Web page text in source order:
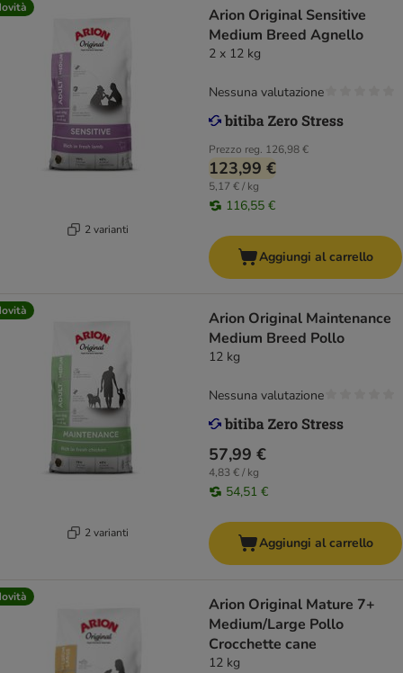
2 varianti
Arion Original Sensitive
Medium Breed Agnello
2 x 12 kg
Prezzo reg. 126,98 €
123,99 €
5,17 € / kg
116,55 €
Nessuna valutazione
Aggiungi al carrello
2 varianti
Arion Original Maintenance
Medium Breed Pollo
12 kg
57,99 €
4,83 € / kg
54,51 €
Nessuna valutazione
Aggiungi al carrello
Arion Original Mature 7+
Medium/Large Pollo
Crocchette cane
12 kg